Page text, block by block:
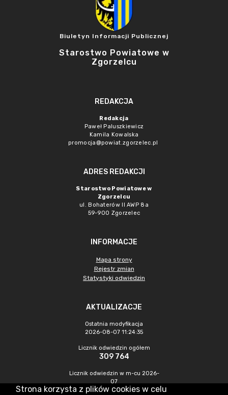
Biuletyn Informacji Publicznej
Starostwo Powiatowe w
Zgorzelcu
REDAKCJA
Redakcja
Paweł Paluszkiewicz
Kamila Kowalska
promocja@powiat.zgorzelec.pl
ADRES REDAKCJI
Starostwo Powiatowe w
Zgorzelcu
ul. Bohaterów II AWP 8a
59-900 Zgorzelec
INFORMACJE
Mapa strony
Rejestr zmian
Statystyki odwiedzin
AKTUALIZACJE
Ostatnia modyfikacja
2026-08-07 11:24:35
Licznik odwiedzin ogółem
309 764
Licznik odwiedzin w m-cu 2026-
07
462
Strona korzysta z plików cookies w celu